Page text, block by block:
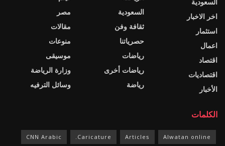
السعودية
اخر الاخبار
استثمار
اعمال
اقتصاد
اقتصاديات
الأخبار
السعودية
ثقافة وفن
حصرياتنا
رياضات
رياضات أخرى
رياضة
مصر
مقالات
منوعات
موسيقى
وزارة الرياضة
وسائل الترفيه
الكلمات
Alwatan online
Articles
Caricature.
CNN Arabic